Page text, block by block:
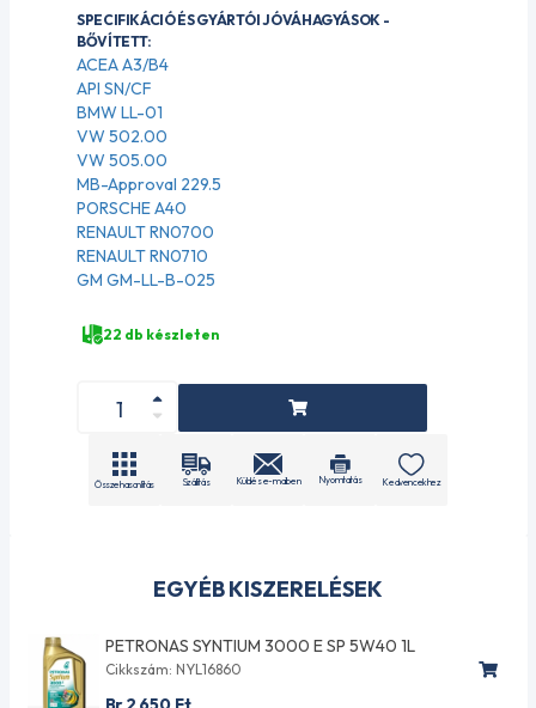
EGYÉB KISZERELÉSEK
PETRONAS SYNTIUM 3000 E SP 5W40 1L
Cikkszám: NYL16860
SPECIFIKÁCIÓ ÉS GYÁRTÓI JÓVÁHAGYÁSOK -
BŐVÍTETT:
ACEA A3/B4
API SN/CF
BMW LL-01
VW 502.00
VW 505.00
MB-Approval 229.5
PORSCHE A40
RENAULT RN0700
RENAULT RN0710
GM GM-LL-B-025
22 db készleten
Összehasonlítás Szállítás Küldés e-mailben Nyomtatás Kedvencekhez